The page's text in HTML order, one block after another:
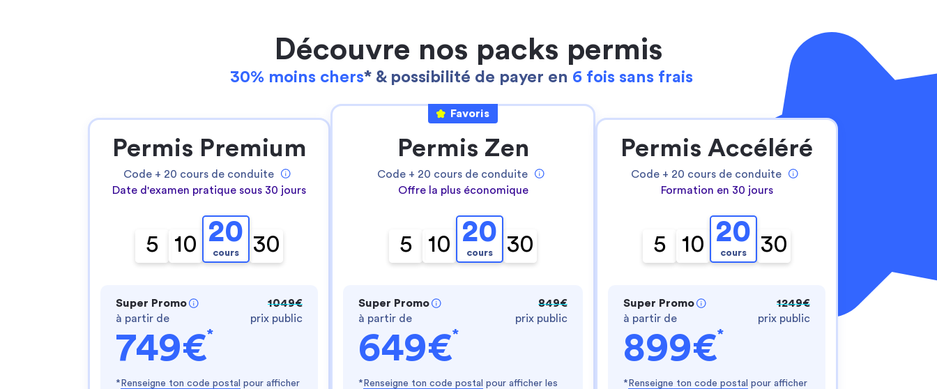
Continuer sans accepter
Ta gestion des cookies
web est une priorité
- réaliser des statistiques anonymes
- améliorer ton expérience d'utilisateur
- personnaliser les annonces
Consentements certifiés par
Je choisis J'accepte
Axeptio consent
Plateforme de Gestion du Consentement : Personnalisez vos Options
Notre plateforme vous permet d'adapter et de gérer vos paramètres de confidentialité, en
Découvre nos packs permis
30% moins chers* & possibilité de payer en 6 fois sans frais
Permis Premium
Code + 20 cours de conduite
Date d'examen pratique sous 30 jours
5 10 20
cours 30
Super Promo
à partir de
749€*
1049€
prix public
* Renseigne ton code postal pour afficher
Favoris
Permis Zen
Code + 20 cours de conduite
Offre la plus économique
5 10 20
cours 30
Super Promo
à partir de
649€*
849€
prix public
* Renseigne ton code postal pour afficher les
Permis Accéléré
Code + 20 cours de conduite
Formation en 30 jours
5 10 20
cours 30
Super Promo
à partir de
899€*
1249€
prix public
* Renseigne ton code postal pour afficher